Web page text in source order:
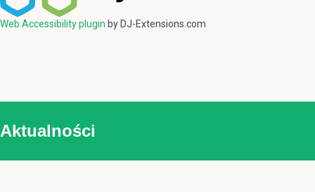
Web Accessibility plugin by DJ-Extensions.com
Aktualności